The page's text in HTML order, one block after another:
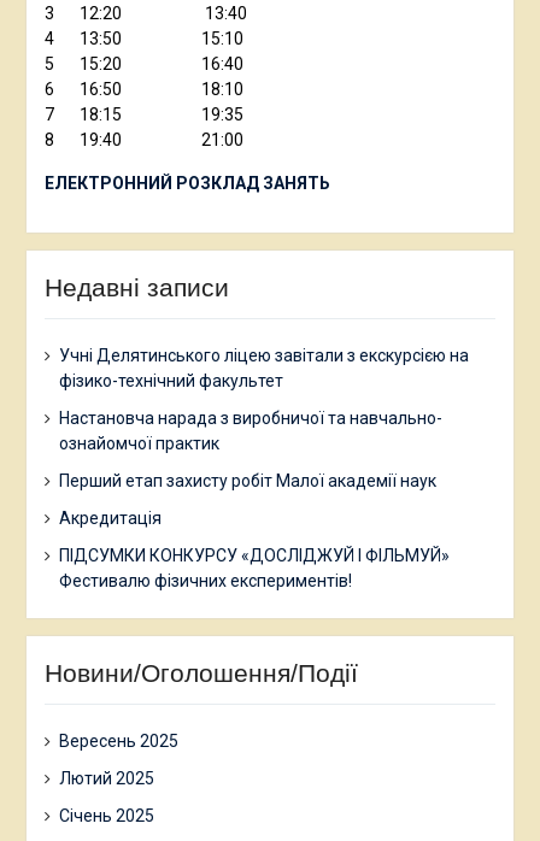
3 12:20 13:40
4 13:50 15:10
5 15:20 16:40
6 16:50 18:10
7 18:15 19:35
8 19:40 21:00
ЕЛЕКТРОННИЙ РОЗКЛАД ЗАНЯТЬ
Недавні записи
Учні Делятинського ліцею завітали з екскурсією на
фізико-технічний факультет
Настановча нарада з виробничої та навчально-
ознайомчої практик
Перший етап захисту робіт Малої академії наук
Акредитація
ПІДСУМКИ КОНКУРСУ «ДОСЛІДЖУЙ І ФІЛЬМУЙ»
Фестивалю фізичних експериментів!
Новини/Оголошення/Події
Вересень 2025
Лютий 2025
Січень 2025